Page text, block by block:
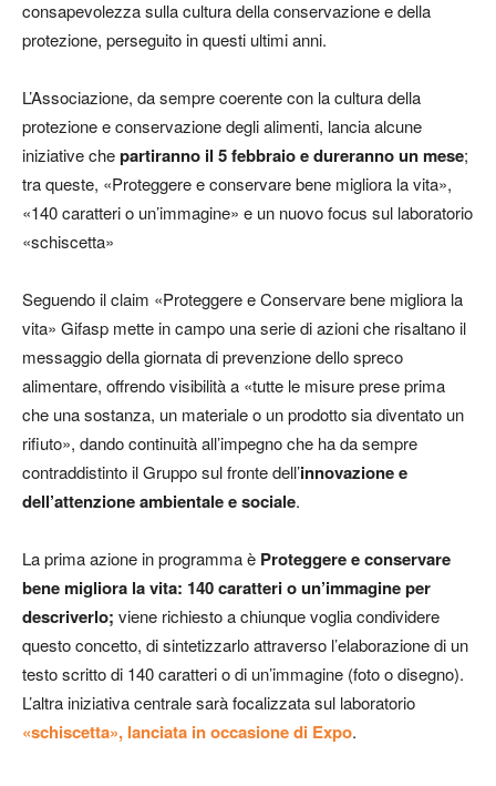
consapevolezza sulla cultura della conservazione e della
protezione, perseguito in questi ultimi anni.
L’Associazione, da sempre coerente con la cultura della
protezione e conservazione degli alimenti, lancia alcune
iniziative chepartiranno il 5 febbraio e dureranno un mese;
tra queste, «Proteggere e conservare bene migliora la vita»,
«140 caratteri o un’immagine» e un nuovo focus sul laboratorio
«schiscetta»
Seguendo il claim «Proteggere e Conservare bene migliora la
vita» Gifasp mette in campo una serie di azioni che risaltano il
messaggio della giornata di prevenzione dello spreco
alimentare, offrendo visibilità a «tutte le misure prese prima
che una sostanza, un materiale o un prodotto sia diventato un
rifiuto», dando continuità all’impegno che ha da sempre
contraddistinto il Gruppo sul fronte dell’innovazione e
dell’attenzione ambientale e sociale.
La prima azione in programma è Proteggere e conservare
bene migliora la vita: 140 caratteri o un’immagine per
descriverlo; viene richiesto a chiunque voglia condividere
questo concetto, di sintetizzarlo attraverso l’elaborazione di un
testo scritto di 140 caratteri o di un’immagine (foto o disegno).
L’altra iniziativa centrale sarà focalizzata sul laboratorio
«schiscetta», lanciata in occasione di Expo.